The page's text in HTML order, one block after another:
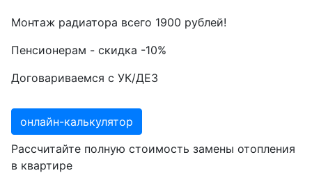
Монтаж радиатора всего 1900 рублей!
Пенсионерам - скидка -10%
Договариваемся с УК/ДЕЗ
онлайн-калькулятор
Рассчитайте полную стоимость замены отопления
в квартире